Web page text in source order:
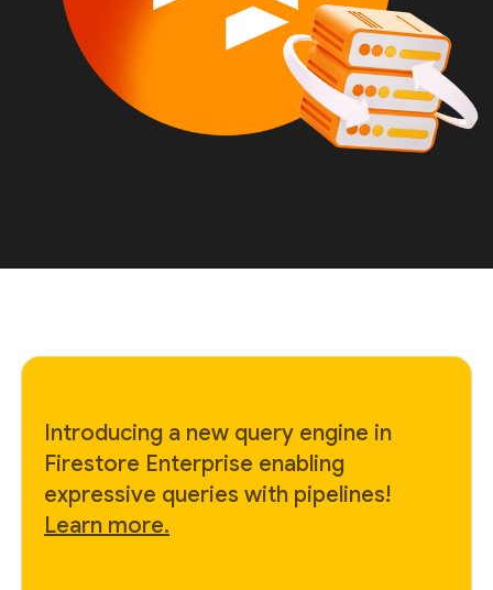
Introducing a new query engine in
Firestore Enterprise enabling
expressive queries with pipelines!
Learn more.